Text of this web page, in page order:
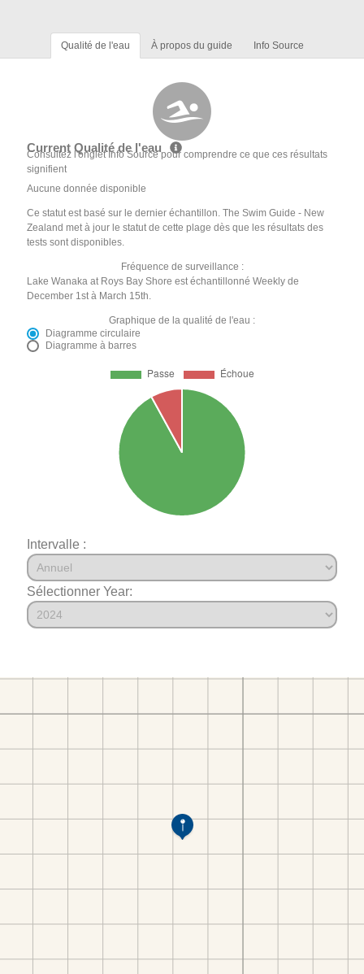
Qualité de l'eau À propos du guide Info Source
Current Qualité de l'eau
Consultez l'onglet Info Source pour comprendre ce que ces résultats
signifient
Aucune donnée disponible
Ce statut est basé sur le dernier échantillon. The Swim Guide - New
Zealand met à jour le statut de cette plage dès que les résultats des
tests sont disponibles.
Fréquence de surveillance :
Lake Wanaka at Roys Bay Shore est échantillonné Weekly de
December 1st à March 15th.
Graphique de la qualité de l'eau :
Diagramme circulaire
Diagramme à barres
Intervalle :
Sélectionner Year: